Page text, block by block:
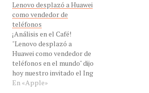
como vendedor de
teléfonos
¡Análisis en el Café!
"Lenovo desplazó a
Huawei como vendedor de
teléfonos en el mundo" dijo
hoy nuestro invitado el Ing
Jesús Márquez, Analista de
Con-Cafe desde Maracay,
En «Apple»